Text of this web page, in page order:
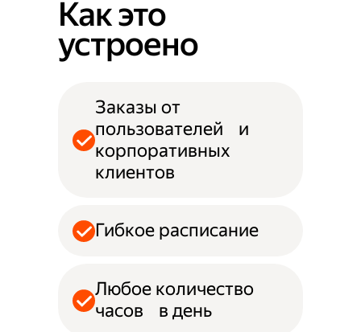
Как это
устроено
Заказы от
пользователей и
корпоративных
клиентов
Гибкое расписание
Любое количество
часов в день